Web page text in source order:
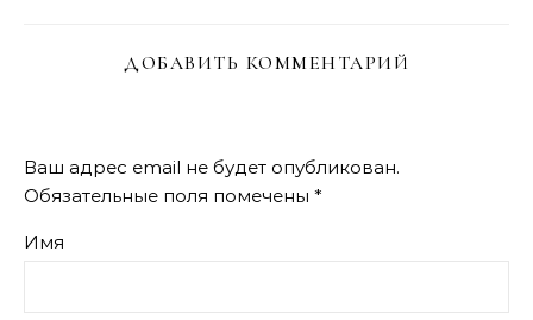
ДОБАВИТЬ КОММЕНТАРИЙ
Ваш адрес email не будет опубликован.
Обязательные поля помечены *
Имя